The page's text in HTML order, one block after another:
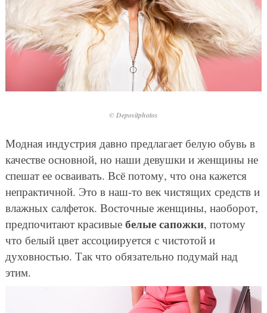
© Depositphotos
Модная индустрия давно предлагает белую обувь в
качестве основной, но наши девушки и женщины не
спешат ее осваивать. Всё потому, что она кажется
непрактичной. Это в наш-то век чистящих средств и
влажных салфеток. Восточные женщины, наоборот,
предпочитают красивые белые сапожки, потому
что белый цвет ассоциируется с чистотой и
духовностью. Так что обязательно подумай над
этим.